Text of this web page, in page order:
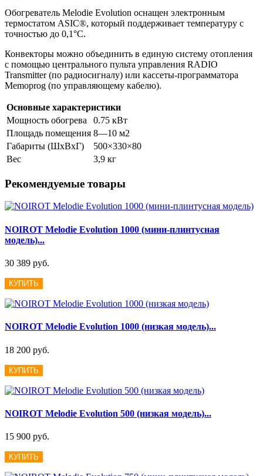
Обогреватель Melodie Evolution оснащен электронным
термостатом ASIC®, который поддерживает температуру с
точностью до 0,1°С.
Конвекторы можно объединить в единую систему отопления
с помощью центрального пульта управления RADIO
Transmitter (по радиосигналу) или кассеты-программатора
Memoprog (по управляющему кабелю).
Основные характеристики
Мощность обогрева
0.75 кВт
Площадь помещения 8—10 м2
Габариты (ШxВxГ)
500×330×80
Вес
3,9 кг
Рекомендуемые товары
NOIROT Melodie Evolution 1000 (мини-плинтусная
модель)...
30 389 руб.
КУПИТЬ
NOIROT Melodie Evolution 1000 (низкая модель)...
18 200 руб.
КУПИТЬ
NOIROT Melodie Evolution 500 (низкая модель)...
15 900 руб.
КУПИТЬ